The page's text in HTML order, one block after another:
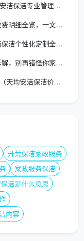
区域就近派单。保
单准备工具包和耗
板拖把、伸缩杆、
个人防护用品。
话联系客户，确认
均安洁保洁要求保
色对应不同区域使
、镜面专用等），
交叉污染。这并非
容实施方案也明确
颜色区分”。
公司日常保洁登记表模板全解析：天均安洁保洁专业管理方案
成都家政保洁报价多少？2026年最新收费明细全览，一文读懂不
日常保洁服务方案2026：成都天均安洁保洁个性化定制全流程解
上门保洁都干什么活？2026年全区域拆解，别再错怪你家的保洁
成都保洁怎么收费？最新收费标准解析（天均安洁保洁价格指南）
开荒保洁家政服务
家政服务保洁
洁是什么意思
内容